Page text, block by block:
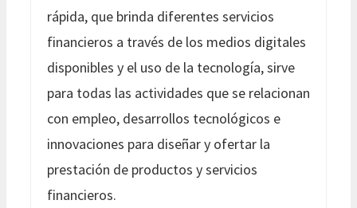
rápida, que brinda diferentes servicios
financieros a través de los medios digitales
disponibles y el uso de la tecnología, sirve
para todas las actividades que se relacionan
con empleo, desarrollos tecnológicos e
innovaciones para diseñar y ofertar la
prestación de productos y servicios
financieros.